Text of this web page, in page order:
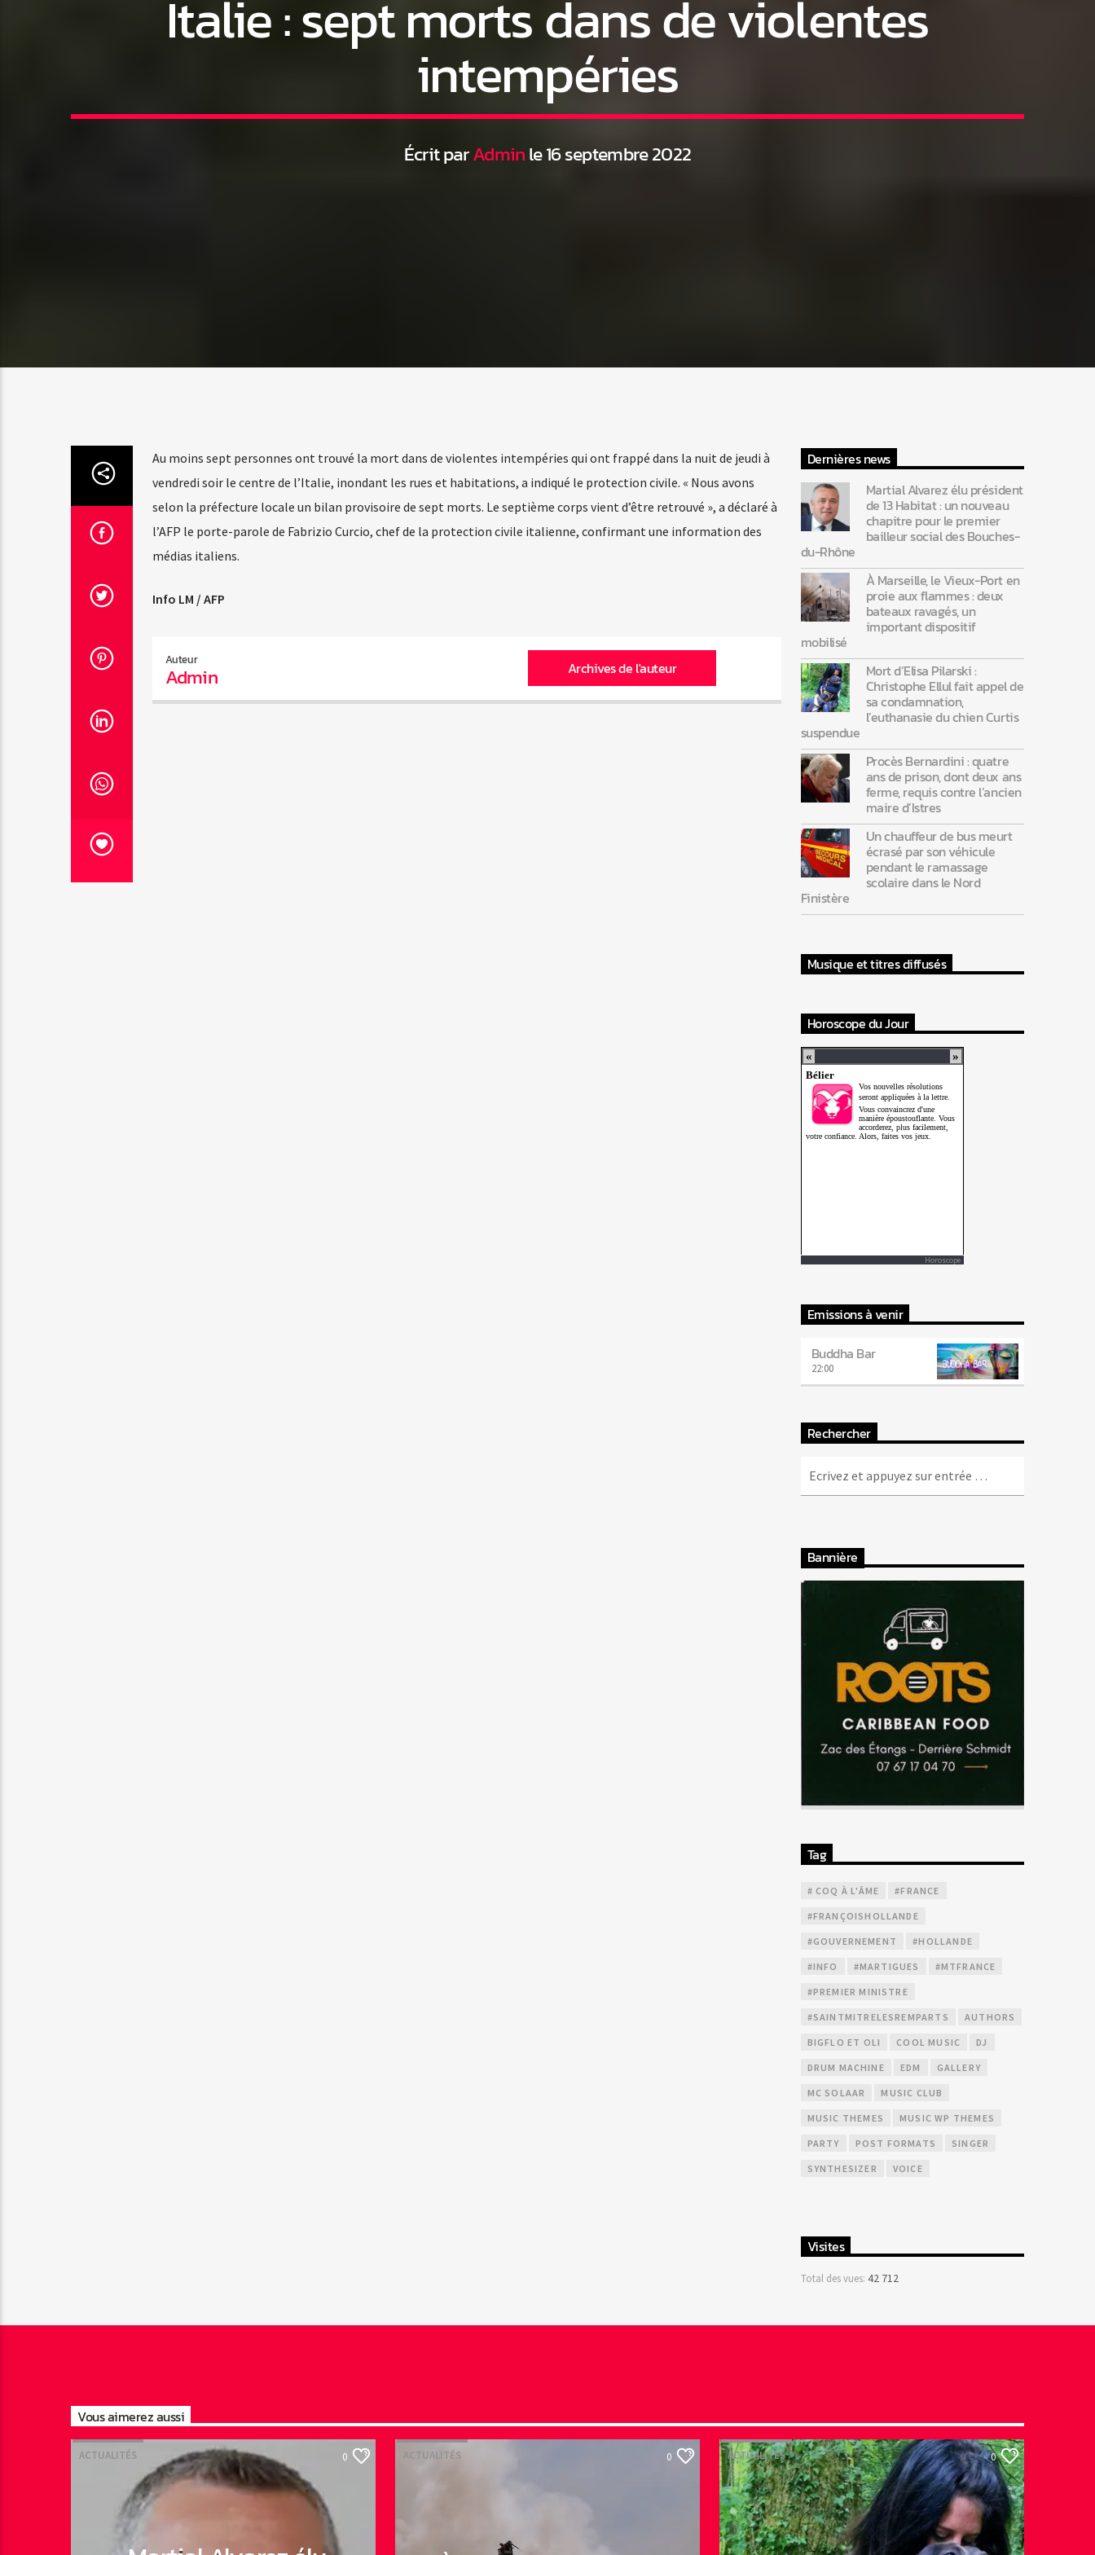
Italie : sept morts dans de violentes
intempéries
Écrit parAdminle 16 septembre 2022
Au moins sept personnes ont trouvé la mort dans de violentes intempéries qui ont frappé dans la nuit de jeudi à
vendredi soir le centre de l’Italie, inondant les rues et habitations, a indiqué le protection civile. « Nous avons
selon la préfecture locale un bilan provisoire de sept morts. Le septième corps vient d’être retrouvé », a déclaré à
l’AFP le porte-parole de Fabrizio Curcio, chef de la protection civile italienne, confirmant une information des
médias italiens.
Info LM / AFP
Auteur
Admin Archives de l'auteur
Dernières news
Martial Alvarez élu président
de 13 Habitat : un nouveau
chapitre pour le premier
bailleur social des Bouches-
du-Rhône
À Marseille, le Vieux-Port en
proie aux flammes : deux
bateaux ravagés, un
important dispositif
mobilisé
Mort d’Elisa Pilarski :
Christophe Ellul fait appel de
sa condamnation,
l’euthanasie du chien Curtis
suspendue
Procès Bernardini : quatre
ans de prison, dont deux ans
ferme, requis contre l’ancien
maire d’Istres
Un chauffeur de bus meurt
écrasé par son véhicule
pendant le ramassage
scolaire dans le Nord
Finistère
Musique et titres diffusés
Horoscope du Jour
Horoscope
Emissions à venir
Buddha Bar
22:00
Rechercher
Bannière
Tag
# COQ À L'ÂME #FRANCE
#FRANÇOISHOLLANDE
#GOUVERNEMENT #HOLLANDE
#INFO #MARTIGUES #MTFRANCE
#PREMIER MINISTRE
#SAINTMITRELESREMPARTS AUTHORS
BIGFLO ET OLI COOL MUSIC DJ
DRUM MACHINE EDM GALLERY
MC SOLAAR MUSIC CLUB
MUSIC THEMES MUSIC WP THEMES
PARTY POST FORMATS SINGER
SYNTHESIZER VOICE
Visites
Total des vues: 42 712
Vous aimerez aussi
ACTUALITÉS 0 ACTUALITÉS 0 ACTUALITÉS 0